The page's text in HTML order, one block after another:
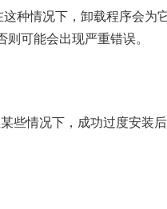
种情况下，卸载程序会为
可能会出现严重错误。
些情况下，成功过度安装